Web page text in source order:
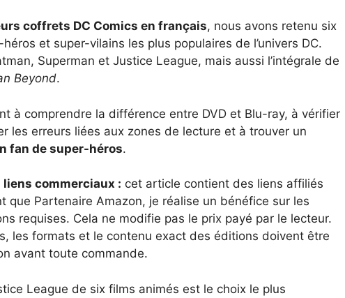
coffrets DC Comics en français, nous avons retenu six
et super-vilains les plus populaires de l’univers DC.
Superman et Justice League, mais aussi l’intégrale de
Beyond.
à comprendre la différence entre DVD et Blu-ray, à vérifier
les erreurs liées aux zones de lecture et à trouver un
fan de super-héros.
commerciaux : cet article contient des liens affiliés
que Partenaire Amazon, je réalise un bénéfice sur les
requises. Cela ne modifie pas le prix payé par le lecteur.
les formats et le contenu exact des éditions doivent être
avant toute commande.
League de six films animés est le choix le plus